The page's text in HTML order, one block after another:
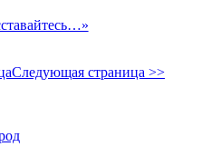
Следующая страница >>